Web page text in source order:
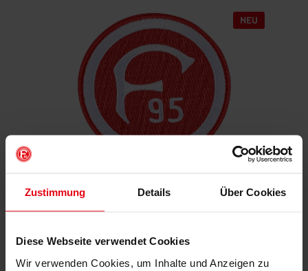
Zustimmung Details Über Cookies
Diese Webseite verwendet Cookies
Wir verwenden Cookies, um Inhalte und Anzeigen zu
Aufnäher "Retro"
Mitgliederpreis: € 4,46